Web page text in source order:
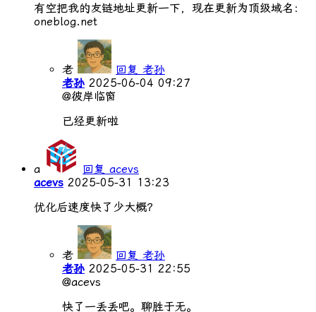
有空把我的友链地址更新一下，现在更新为顶级域名：
oneblog.net
老
回复 老孙
老孙 2025-06-04 09:27
@彼岸临窗
已经更新啦
a
回复 acevs
acevs 2025-05-31 13:23
优化后速度快了少大概？
老
回复 老孙
老孙 2025-05-31 22:55
@acevs
快了一丢丢吧。聊胜于无。